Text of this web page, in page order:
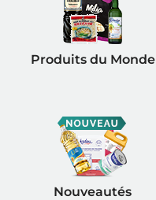
Produits du Monde
Nouveautés